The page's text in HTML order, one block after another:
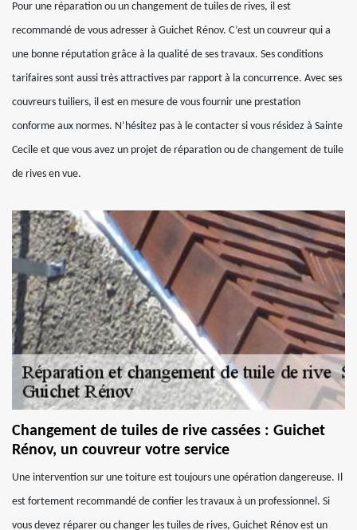
Pour une réparation ou un changement de tuiles de rives, il est
recommandé de vous adresser à Guichet Rénov. C’est un couvreur qui a
une bonne réputation grâce à la qualité de ses travaux. Ses conditions
tarifaires sont aussi très attractives par rapport à la concurrence. Avec ses
couvreurs tuiliers, il est en mesure de vous fournir une prestation
conforme aux normes. N’hésitez pas à le contacter si vous résidez à Sainte
Cecile et que vous avez un projet de réparation ou de changement de tuile
de rives en vue.
Changement de tuiles de rive cassées : Guichet
Rénov, un couvreur votre service
Une intervention sur une toiture est toujours une opération dangereuse. Il
est fortement recommandé de confier les travaux à un professionnel. Si
vous devez réparer ou changer les tuiles de rives, Guichet Rénov est un